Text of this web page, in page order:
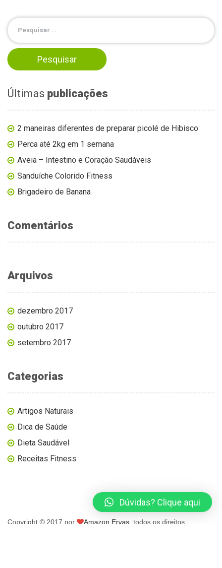
Últimas publicações
2 maneiras diferentes de preparar picolé de Hibisco
Perca até 2kg em 1 semana
Aveia – Intestino e Coração Saudáveis
Sanduíche Colorido Fitness
Brigadeiro de Banana
Comentários
Arquivos
dezembro 2017
outubro 2017
setembro 2017
Categorias
Artigos Naturais
Dica de Saúde
Dieta Saudável
Receitas Fitness
Copyright © 2017 por Amazon Ervas , todos os direitos
Dúvidas? Clique aqui